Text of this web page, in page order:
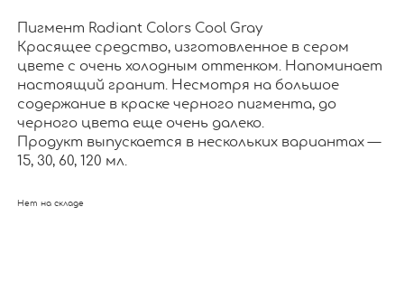
Пигмент Radiant Colors Cool Gray
Красящее средство, изготовленное в сером
цвете с очень холодным оттенком. Напоминает
настоящий гранит. Несмотря на большое
содержание в краске черного пигмента, до
черного цвета еще очень далеко.
Продукт выпускается в нескольких вариантах —
15, 30, 60, 120 мл.
Нет на складе